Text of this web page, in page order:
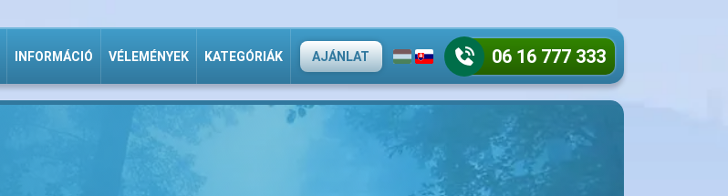
INFORMÁCIÓ VÉLEMÉNYEK KATEGÓRIÁK AJÁNLAT 06 16 777 333